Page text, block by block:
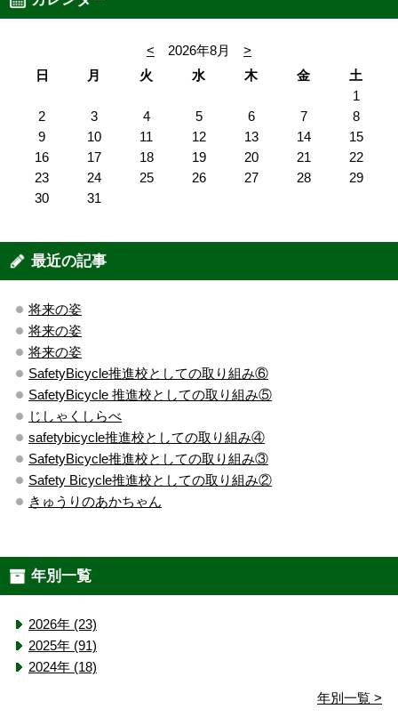
< 2026年8月
>
日
月 火 水 木 金
土
1
2
3 4 5 6 7
8
9
10 11 12 13 14
15
16
17 18 19 20 21
22
23
24 25 26 27 28
29
30
31
最近の記事
将来の姿
将来の姿
将来の姿
SafetyBicycle推進校としての取り組み⑥
SafetyBicycle 推進校としての取り組み⑤
じしゃくしらべ
safetybicycle推進校としての取り組み④
SafetyBicycle推進校としての取り組み③
Safety Bicycle推進校としての取り組み②
きゅうりのあかちゃん
年別一覧
2026年 (23)
2025年 (91)
2024年 (18)
年別一覧 >